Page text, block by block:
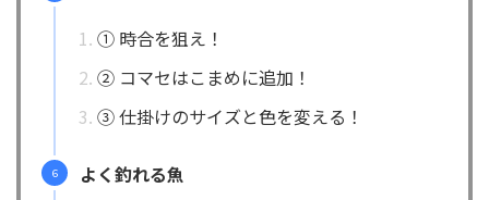
① 時合を狙え！
② コマセはこまめに追加！
③ 仕掛けのサイズと色を変える！
よく釣れる魚